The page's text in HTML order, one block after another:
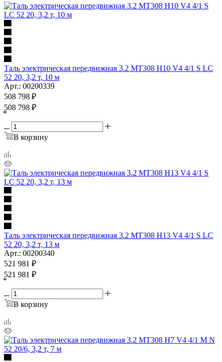
Таль электрическая передвижная 3.2 MT308 H10 V4 4/1 S LC
52 20, 3,2 т, 10 м
Арт.: 00200339
508 798 ₽
508 798 ₽
*
В корзину
Таль электрическая передвижная 3.2 MT308 H13 V4 4/1 S LC
52 20, 3,2 т, 13 м
Арт.: 00200340
521 981 ₽
521 981 ₽
*
В корзину